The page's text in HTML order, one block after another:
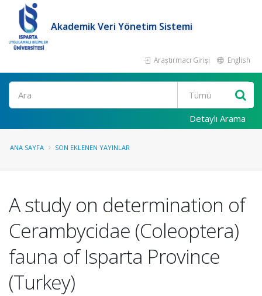
Akademik Veri Yönetim Sistemi
Araştırmacı Girişi English
Ara
Detaylı Arama
ANA SAYFA SON EKLENEN YAYINLAR
A study on determination of
Cerambycidae (Coleoptera)
fauna of Isparta Province
(Turkey)